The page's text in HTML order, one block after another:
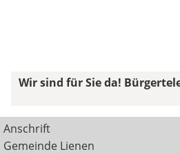
Wir sind für Sie da!
Anschrift
Gemeinde Lienen